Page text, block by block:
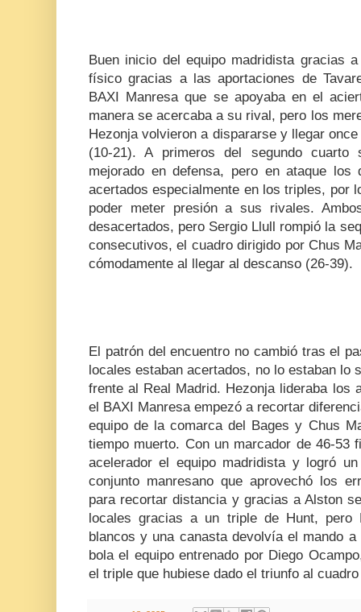
Buen inicio del equipo madridista gracias
físico gracias a las aportaciones de
BAXI Manresa que se apoyaba en el
manera se acercaba a su rival, pero los
Hezonja volvieron a dispararse y llegar
(10-21). A primeros del segundo cuarto
mejorado en defensa, pero en ataque los
acertados especialmente en los triples, por
poder meter presión a sus rivales.
desacertados, pero Sergio Llull rompió la
consecutivos, el cuadro dirigido por Chus
cómodamente al llegar al descanso (26-39).
El patrón del encuentro no cambió tras el
locales estaban acertados, no lo estaban lo
frente al Real Madrid. Hezonja lideraba los
el BAXI Manresa empezó a recortar
equipo de la comarca del Bages y Chus
tiempo muerto. Con un marcador de 46-53
acelerador el equipo madridista y logró
conjunto manresano que aprovechó los
para recortar distancia y gracias a Alston
locales gracias a un triple de Hunt,
blancos y una canasta devolvía el mando
bola el equipo entrenado por Diego
el triple que hubiese dado el triunfo al